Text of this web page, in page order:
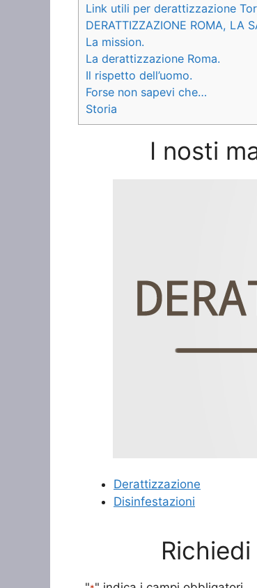
Link utili per derattizzazione
DERATTIZZAZIONE ROMA, LA
La mission.
La derattizzazione Roma.
Il rispetto dell’uomo.
Forse non sapevi che…
Storia
I nosti
Derattizzazione
Disinfestazioni